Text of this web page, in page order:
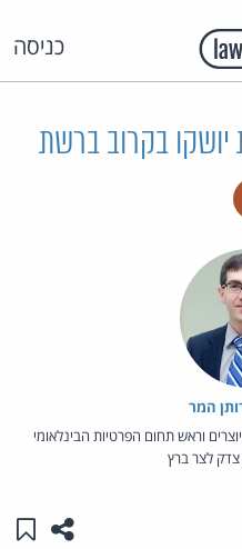
כניסה
בקרוב ברשת
המר
וראש תחום הפרטיות הבינלאומי
לצר ברץ
שתפו